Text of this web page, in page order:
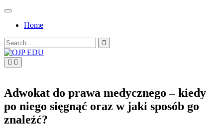
Skip
contentHome
Search
for:
Adwokat do prawa medycznego – kiedy
po niego sięgnąć oraz w jaki sposób go
znaleźć?